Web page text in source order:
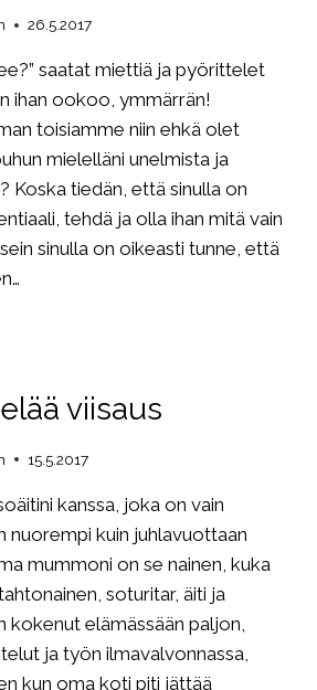
26.5.2017
saatat miettiä ja pyörittelet
ihan ookoo, ymmärrän!
toisiamme niin ehkä olet
mielelläni unelmista ja
Koska tiedän, että sinulla on
tehdä ja olla ihan mitä vain
sinulla on oikeasti tunne, että
viisaus
15.5.2017
kanssa, joka on vain
nuorempi kuin juhlavuottaan
mummoni on se nainen, kuka
soturitar, äiti ja
kokenut elämässään paljon,
ja työn ilmavalvonnassa,
kun oma koti piti jättää